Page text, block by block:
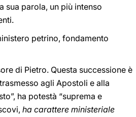
sua parola, un più intenso
petrino, fondamento
di Pietro. Questa successione è
agli Apostoli e alla
ha potestà “suprema e
ha carattere ministeriale